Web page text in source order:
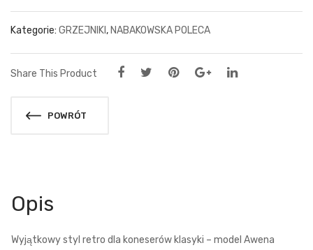
Kategorie: GRZEJNIKI,NABAKOWSKA POLECA
Share This Product
POWRÓT
Opis
Wyjątkowy styl retro dla koneserów klasyki – model Awena